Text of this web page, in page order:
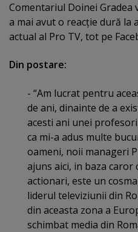
Comentariul Doinei Gradea
a mai avut o reacţie dură la
actual al Pro TV, tot pe
Din postare:
- “Am lucrat pentru
de ani, dinainte de a
acesti ani unei
ca mi-a adus multe
oameni, noii manageri
ajuns aici, in baza caror
actionari, este un
liderul televiziunii din
din aceasta zona a
schimbat media din